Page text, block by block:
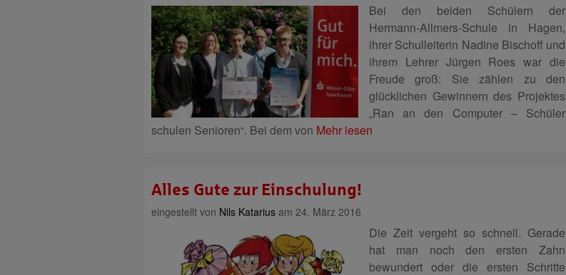
Bei den beiden Schülern der
Hermann-Allmers-Schule in Hagen,
ihrer Schulleiterin Nadine Bischoff und
ihrem Lehrer Jürgen Roes war die
Freude groß: Sie zählen zu den
glücklichen Gewinnern des Projektes
„Ran an den Computer – Schüler
schulen Senioren“. Bei dem von Mehr lesen
Alles Gute zur Einschulung!
eingestellt von Nils Katarius am 24. März 2016
Die Zeit vergeht so schnell. Gerade
hat man noch den ersten Zahn
bewundert oder die ersten Schritte